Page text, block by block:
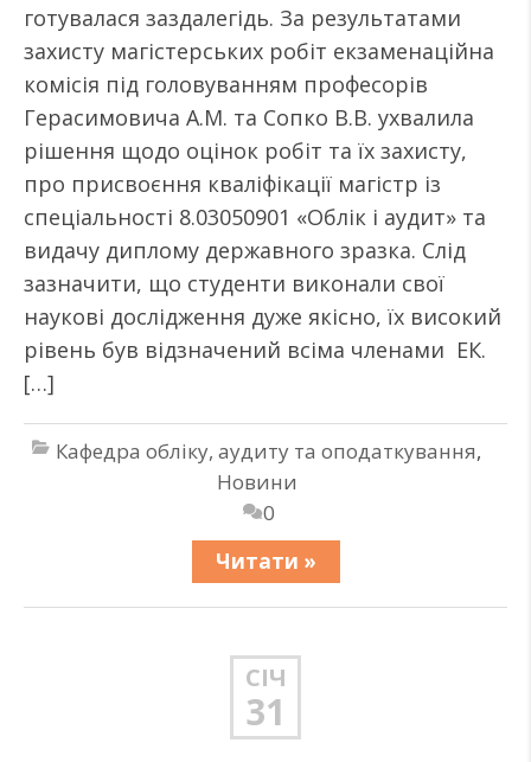
готувалася заздалегідь. За результатами
захисту магістерських робіт екзаменаційна
комісія під головуванням професорів
Герасимовича А.М. та Сопко В.В. ухвалила
рішення щодо оцінок робіт та їх захисту,
про присвоєння кваліфікації магістр із
спеціальності 8.03050901 «Облік і аудит» та
видачу диплому державного зразка. Слід
зазначити, що студенти виконали свої
наукові дослідження дуже якісно, їх високий
рівень був відзначений всіма членами ЕК.
[…]
Кафедра обліку, аудиту та оподаткування,
Новини
0
Читати »
СІЧ
31